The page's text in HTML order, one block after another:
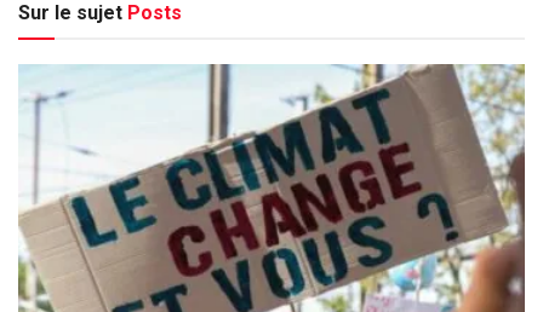
Sur le sujet Posts